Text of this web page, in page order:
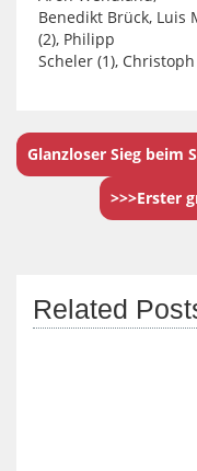
Benedikt Brück, Luis
(2), Philipp
Scheler (1),
Glanzloser Sieg beim
>>>Erster
Related